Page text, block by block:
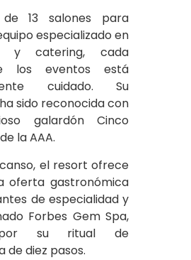
13 salones para
especializado en
y catering, cada
los eventos está
cuidado. Su
sido reconocida con
galardón Cinco
la AAA.
el resort ofrece
oferta gastronómica
de especialidad y
Forbes Gem Spa,
su ritual de
de diez pasos.